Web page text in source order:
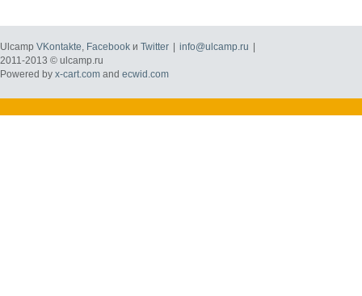
Ulcamp VKontakte, Facebook и Twitter info@ulcamp.ru
2011-2013 © ulcamp.ru
Powered by x-cart.com and ecwid.com